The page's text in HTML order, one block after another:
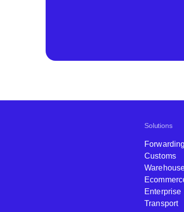
Solutions
Forwarding
Customs
Enterprise
Transport